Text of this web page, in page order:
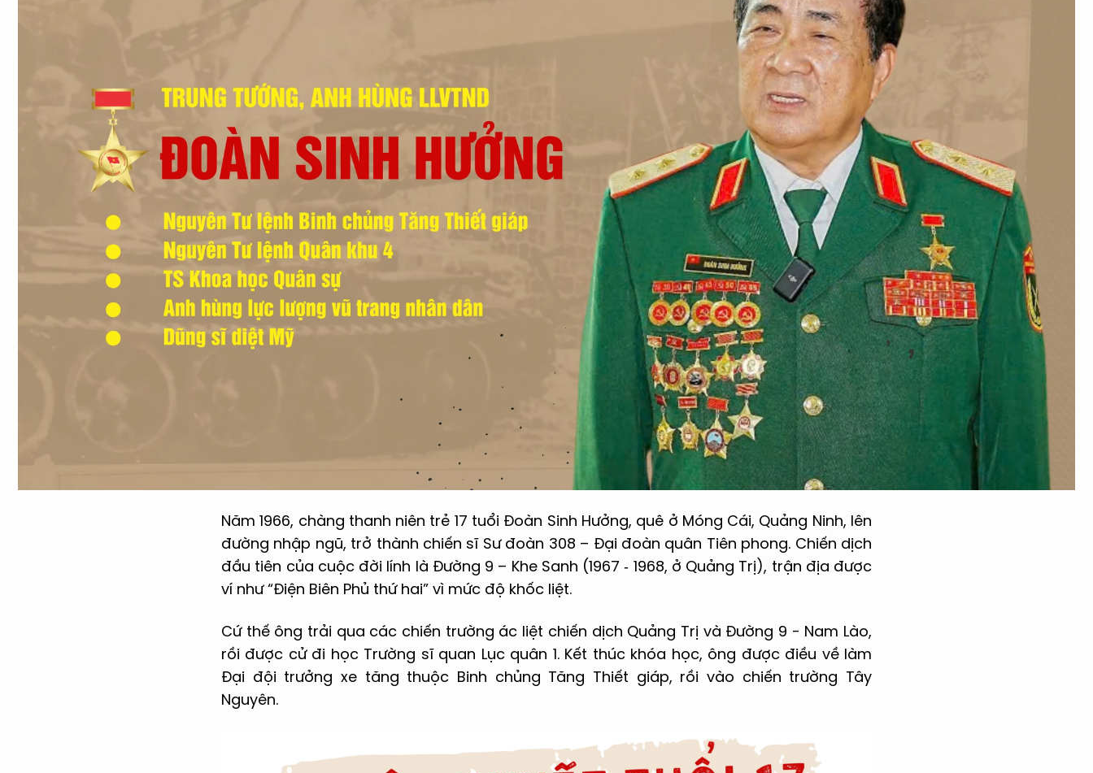
Năm 1966, chàng thanh niên trẻ 17 tuổi Đoàn Sinh Hưởng, quê ở Móng Cái, Quảng Ninh, lên
đường nhập ngũ, trở thành chiến sĩ Sư đoàn 308 – Đại đoàn quân Tiên phong. Chiến dịch
đầu tiên của cuộc đời lính là Đường 9 – Khe Sanh (1967 ‑ 1968, ở Quảng Trị), trận địa được
ví như “Điện Biên Phủ thứ hai” vì mức độ khốc liệt.
Cứ thế ông trải qua các chiến trường ác liệt chiến dịch Quảng Trị và Đường 9 - Nam Lào,
rồi được cử đi học Trường sĩ quan Lục quân 1. Kết thúc khóa học, ông được điều về làm
Đại đội trưởng xe tăng thuộc Binh chủng Tăng Thiết giáp, rồi vào chiến trường Tây
Nguyên.